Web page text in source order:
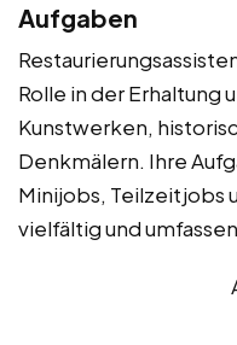
Aufgaben
Rolle in der Erhaltung
Kunstwerken,
Denkmälern. Ihre
Minijobs, Teilzeitjobs
vielfältig und